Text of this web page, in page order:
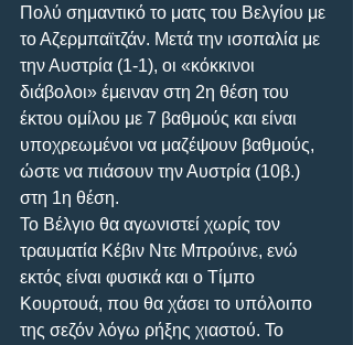
Πολύ σημαντικό το ματς του Βελγίου με
το Αζερμπαϊτζάν. Μετά την ισοπαλία με
την Αυστρία (1-1), οι «κόκκινοι
διάβολοι» έμειναν στη 2η θέση του
έκτου ομίλου με 7 βαθμούς και είναι
υποχρεωμένοι να μαζέψουν βαθμούς,
ώστε να πιάσουν την Αυστρία (10β.)
στη 1η θέση.
Το Βέλγιο θα αγωνιστεί χωρίς τον
τραυματία Κέβιν Ντε Μπρούινε, ενώ
εκτός είναι φυσικά και ο Τίμπο
Κουρτουά, που θα χάσει το υπόλοιπο
της σεζόν λόγω ρήξης χιαστού. Το